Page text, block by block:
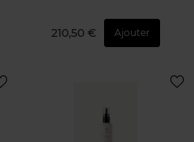
210,50 € Ajouter